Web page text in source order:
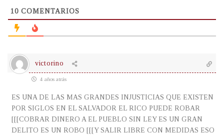
10 COMENTARIOS
victorino
4 años atrás
ES UNA DE LAS MAS GRANDES INJUSTICIAS QUE EXISTEN
POR SIGLOS EN EL SALVADOR EL RICO PUEDE ROBAR
[[[COBRAR DINERO A EL PUEBLO SIN LEY ES UN GRAN
DELITO ES UN ROBO [[[Y SALIR LIBRE CON MEDIDAS ESO